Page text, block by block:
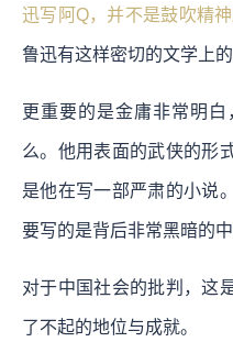
迅写阿Q，并不是鼓吹精神
鲁迅有这样密切的文学上的
更重要的是金庸非常明
么。他用表面的武侠的形
是他在写一部严肃的小说
要写的是背后非常黑暗的
对于中国社会的批判，这
了不起的地位与成就。